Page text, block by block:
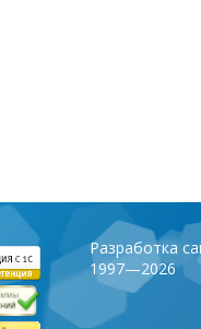
Разработка
1997—2026